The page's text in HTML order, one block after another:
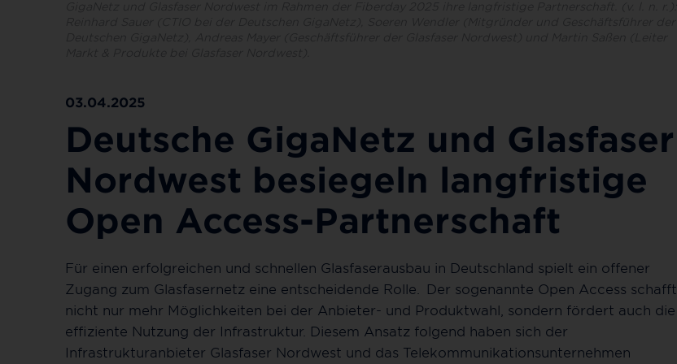
03.04.2025
Deutsche GigaNetz und Glasfaser
Nordwest besiegeln langfristige
Open Access-Partnerschaft
Für einen erfolgreichen und schnellen Glasfaserausbau in Deutschland spielt ein offener
Zugang zum Glasfasernetz eine entscheidende Rolle. Der sogenannte Open Access schafft
nicht nur mehr Möglichkeiten bei der Anbieter- und Produktwahl, sondern fördert auch die
effiziente Nutzung der Infrastruktur. Diesem Ansatz folgend haben sich der
Infrastrukturanbieter Glasfaser Nordwest und das Telekommunikationsunternehmen